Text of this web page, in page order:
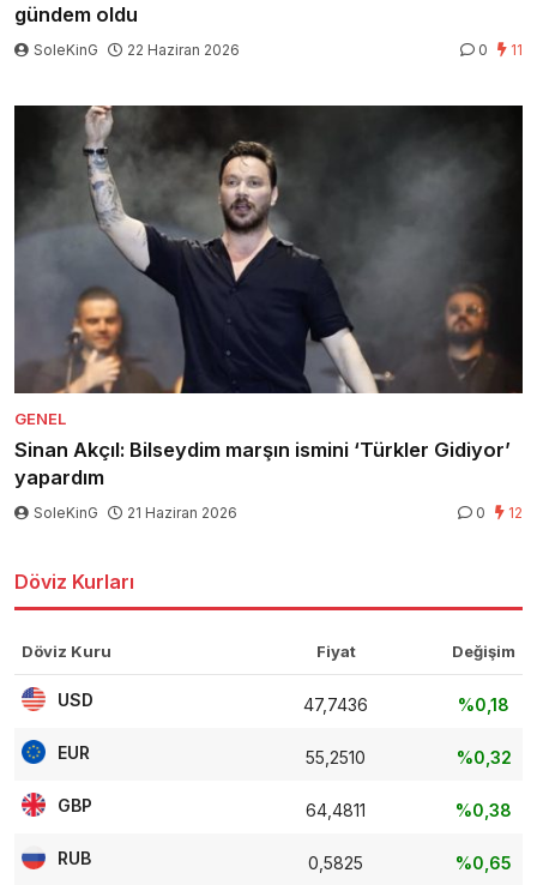
gündem oldu
SoleKinG 22 Haziran 2026 0 11
GENEL
Sinan Akçıl: Bilseydim marşın ismini ‘Türkler Gidiyor’
yapardım
SoleKinG 21 Haziran 2026 0 12
Döviz Kurları
Döviz Kuru Fiyat Değişim
USD 47,7436 %0,18
EUR 55,2510 %0,32
GBP 64,4811 %0,38
RUB 0,5825 %0,65